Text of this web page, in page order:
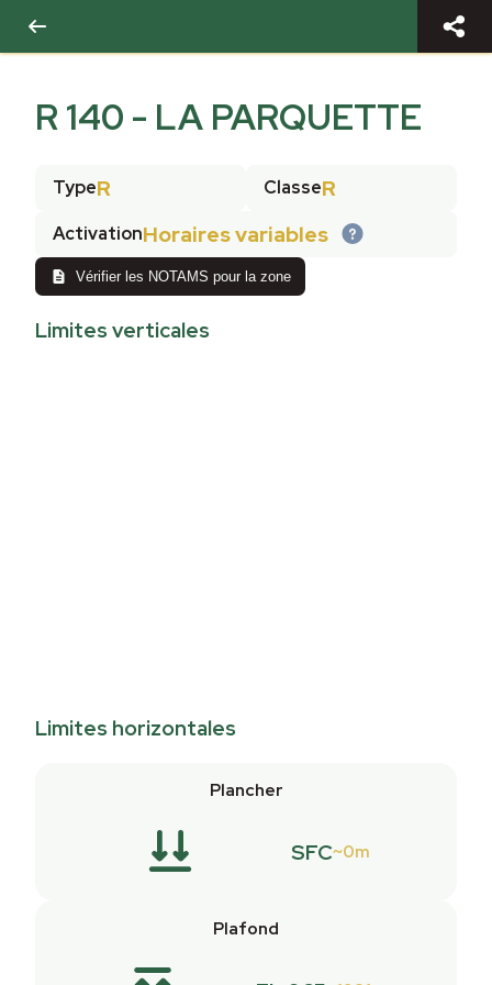
R 140 - LA PARQUETTE
TypeR ClasseR
ActivationHoraires variables
Vérifier les NOTAMS pour la zone
Limites verticales
Limites horizontales
Plancher
SFC 0m
Plafond